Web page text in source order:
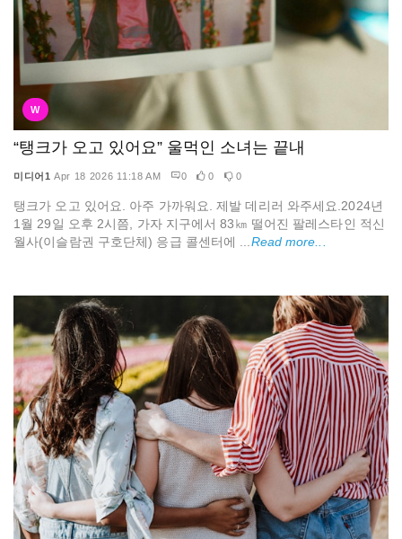
W
“탱크가 오고 있어요” 울먹인 소녀는 끝내
미디어1 Apr 18 2026 11:18 AM 0 0 0
탱크가 오고 있어요. 아주 가까워요. 제발 데리러 와주세요.2024년
1월 29일 오후 2시쯤, 가자 지구에서 83㎞ 떨어진 팔레스타인 적신
월사(이슬람권 구호단체) 응급 콜센터에 ... Read more...